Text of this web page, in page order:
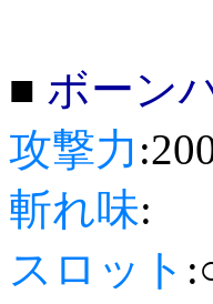
■ ボーン
攻撃力
斬れ味:
スロット